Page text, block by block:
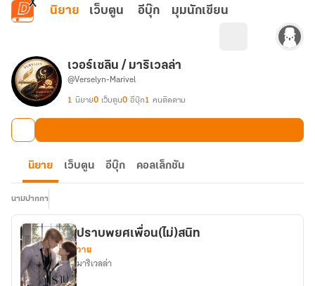
ข้ามไปยังเนื้อหาหลัก
นิยาย เว็บตูน อีบุ๊ก มุมนักเขียน
เวอร์เซลิน / มาริเวลล่า
@Verselyn-Marivel
1 นิยาย0 เว็บตูน0 อีบุ๊ก1 คนติดตาม
นิยาย เว็บตูน อีบุ๊ก คอลเล็กชัน
นามปากกา
ปราบพยศเพื่อน(ไม่)สนิท
วาย
มาริเวลล่า